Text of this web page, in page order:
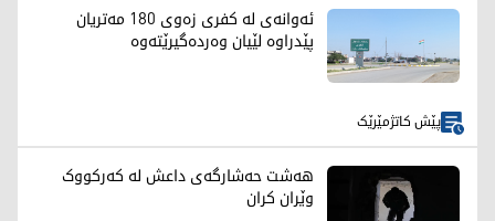
ئەوانەی لە کفری زەوی 180 مەتریان
پێدراوە لێیان وەردەگیرێتەوە
پێش کاتژمێرێک
هەشت حەشارگەی داعش لە کەرکووک
وێران کران